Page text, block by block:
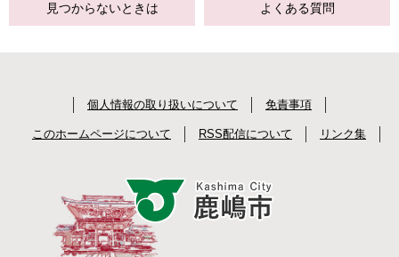
見つからないときは よくある質問
個人情報の取り扱いについて 免責事項
このホームページについて RSS配信について リンク集